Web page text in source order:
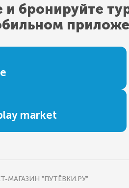
и бронируйте
market
МАГАЗИН "ПУТЁВКИ.РУ"